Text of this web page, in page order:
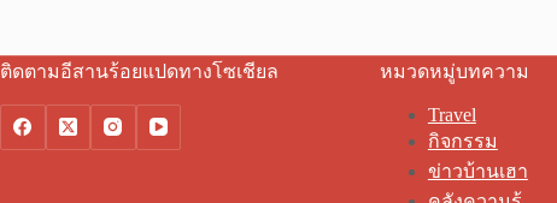
ติดตามอีสานร้อยแปดทางโซเชียล หมวดหมู่บทความ
Travel
กิจกรรม
ข่าวบ้านเฮา